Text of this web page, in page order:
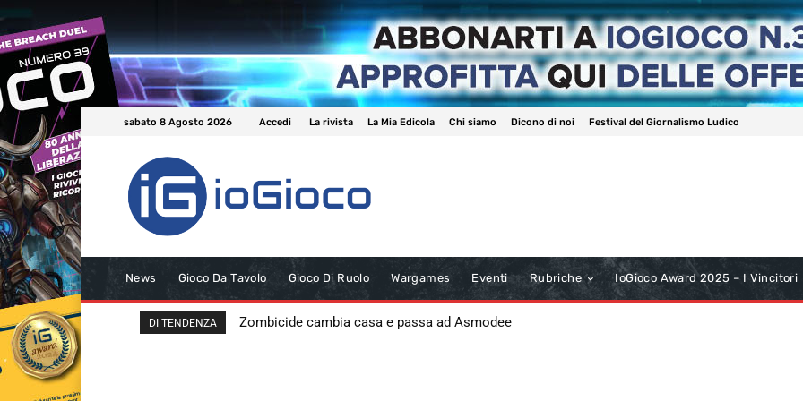
sabato 8 Agosto 2026 Accedi La rivista La Mia Edicola Chi siamo Dicono di noi Festival del Giornalismo Ludico
News Gioco Da Tavolo Gioco Di Ruolo Wargames Eventi Rubriche IoGioco Award 2025 – I Vincitori
DI TENDENZA Zombicide cambia casa e passa ad Asmodee